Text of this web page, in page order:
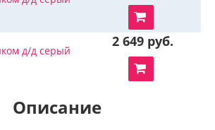
д/д серый
2 649 руб.
Описание